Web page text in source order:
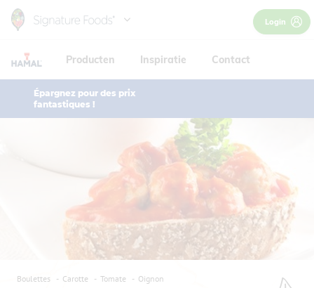
Skip
content
Login
Producten Inspiratie Contact
Épargnez pour des prix
fantastiques !
Boulettes Carotte Tomate Oignon